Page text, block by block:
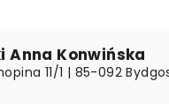
Anna Konwińska
11/1 | 85-092